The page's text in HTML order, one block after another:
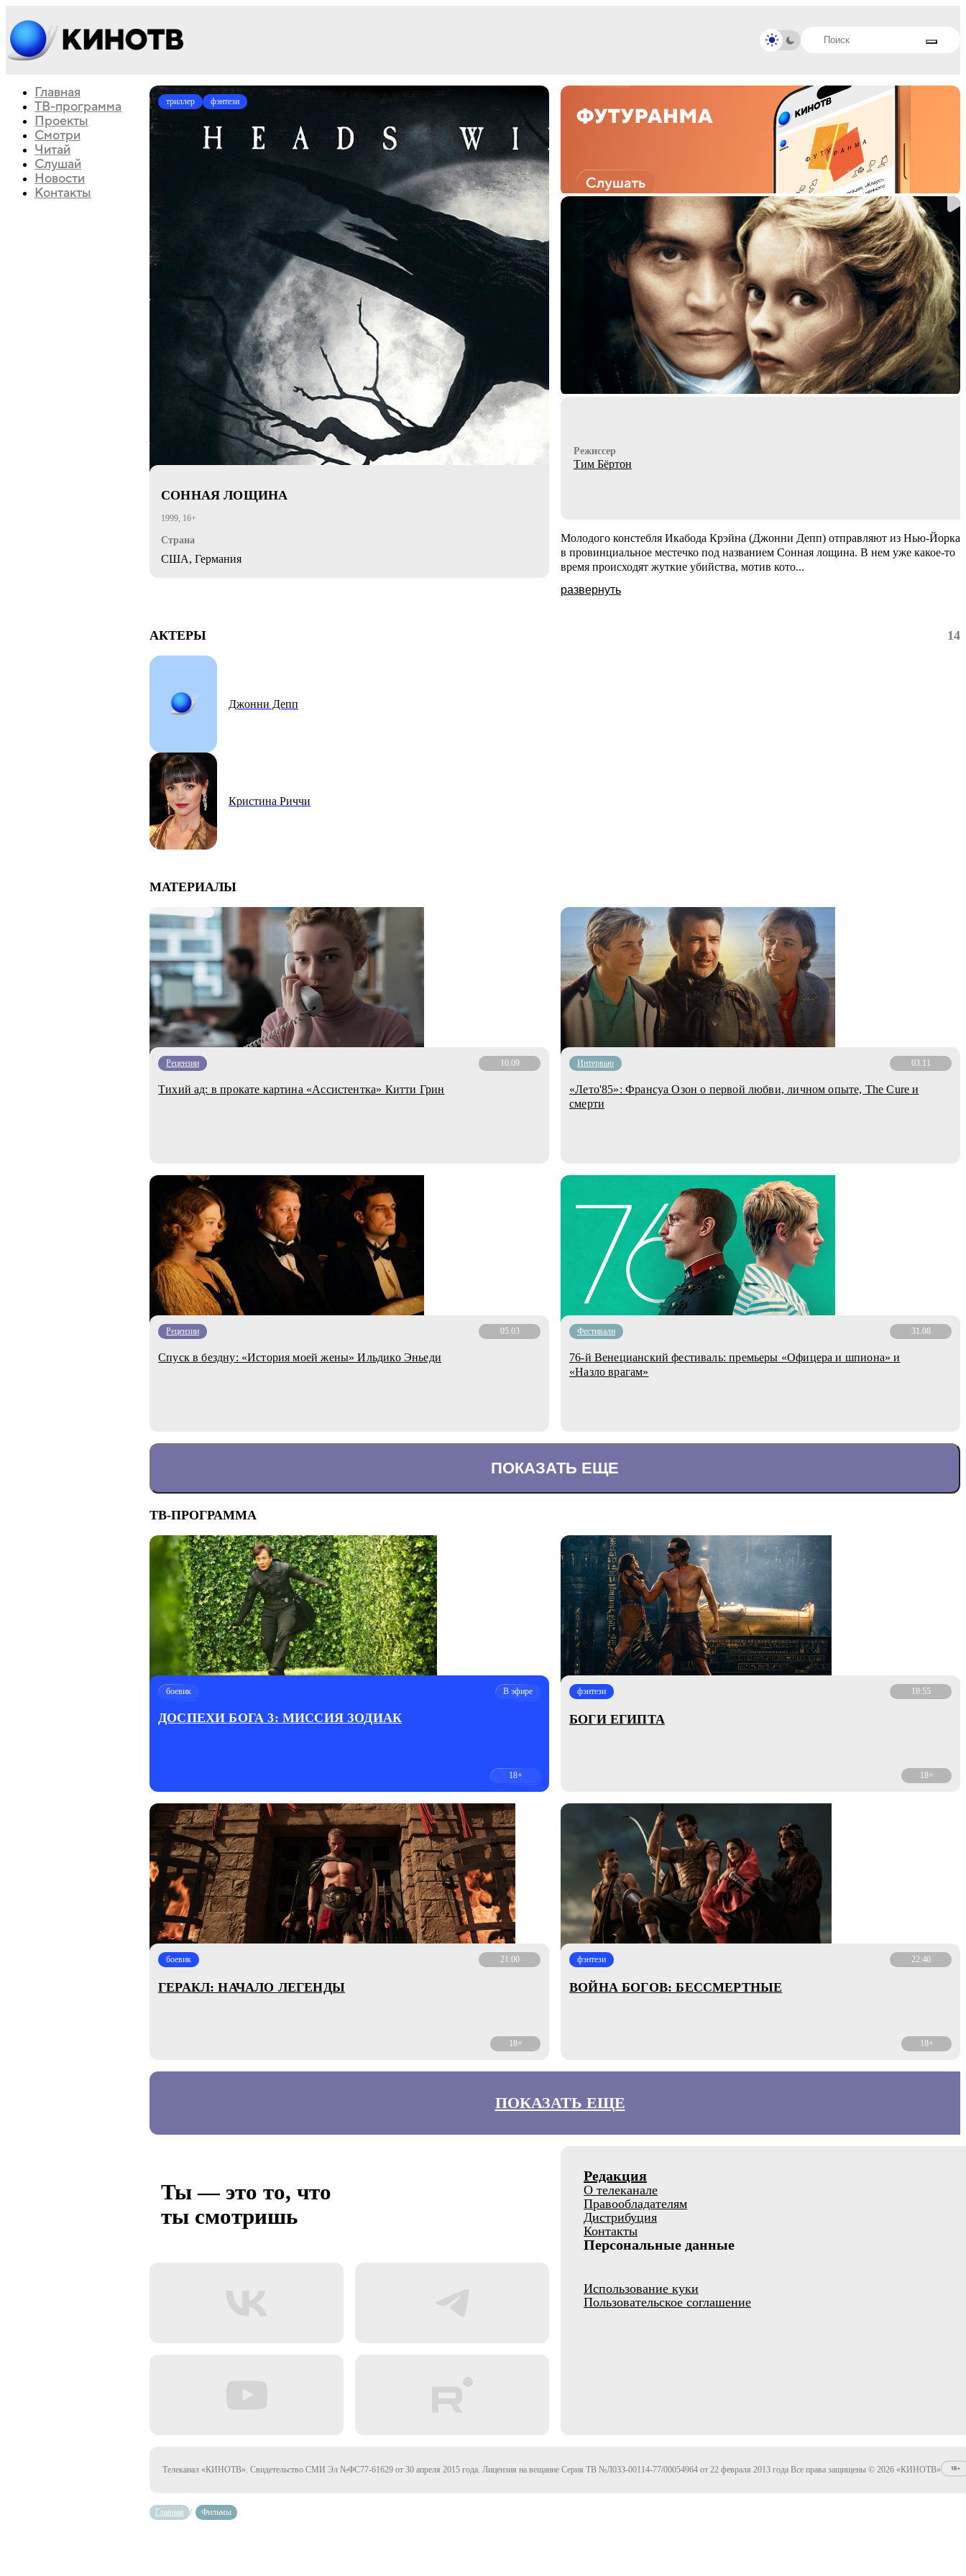
Главная
ТВ-программа
Проекты
Смотри
Читай
Слушай
Новости
Контакты
триллер фэнтези
СОННАЯ ЛОЩИНА
1999, 16+
Страна
США, Германия
Режиссер
Тим Бёртон
Молодого констебля Икабода Крэйна (Джонни Депп) отправляют из Нью-Йорка
в провинциальное местечко под названием Сонная лощина. В нем уже какое-то
время происходят жуткие убийства, мотив кото...
развернуть
АКТЕРЫ 14
Джонни Депп
Кристина Риччи
МАТЕРИАЛЫ
Рецензии 10.09
Тихий ад: в прокате картина «Ассистентка» Китти Грин
Интервью 03.11
«Лето'85»: Франсуа Озон о первой любви, личном опыте, The Cure и
смерти
Рецензии 05.03
Спуск в бездну: «История моей жены» Ильдико Эньеди
Фестивали 31.08
76-й Венецианский фестиваль: премьеры «Офицера и шпиона» и
«Назло врагам»
ПОКАЗАТЬ ЕЩЕ
ТВ-ПРОГРАММА
боевик В эфире
ДОСПЕХИ БОГА 3: МИССИЯ ЗОДИАК
18+
фэнтези 18:55
БОГИ ЕГИПТА
18+
боевик 21:00
ГЕРАКЛ: НАЧАЛО ЛЕГЕНДЫ
18+
фэнтези 22:40
ВОЙНА БОГОВ: БЕССМЕРТНЫЕ
18+
ПОКАЗАТЬ ЕЩЕ
Ты — это то, что
ты смотришь
Редакция
О телеканале
Правообладателям
Дистрибуция
Контакты
Персональные данные
Использование куки
Пользовательское соглашение
Телеканал «КИНОТВ». Свидетельство СМИ Эл №ФС77-61629 от 30 апреля 2015 года. Лицензия на вещание Серия ТВ №Л033-00114-77/00054964 от 22 февраля 2013 года Все права защищены © 2026 «КИНОТВ»
Главная / Фильмы